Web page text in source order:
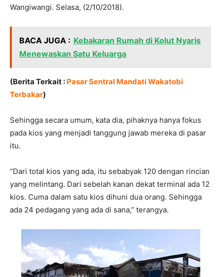
Wangiwangi. Selasa, (2/10/2018).
BACA JUGA : Kebakaran Rumah di Kolut Nyaris
Menewaskan Satu Keluarga
(Berita Terkait : Pasar Sentral Mandati Wakatobi
Terbakar)
Sehingga secara umum, kata dia, pihaknya hanya fokus
pada kios yang menjadi tanggung jawab mereka di pasar
itu.
“Dari total kios yang ada, itu sebabyak 120 dengan rincian
yang melintang. Dari sebelah kanan dekat terminal ada 12
kios. Cuma dalam satu kios dihuni dua orang. Sehingga
ada 24 pedagang yang ada di sana,” terangya.